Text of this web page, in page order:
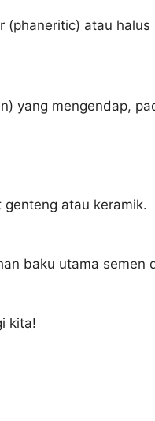
atau halus
yang mengendap,
atau keramik.
baku utama
kita!